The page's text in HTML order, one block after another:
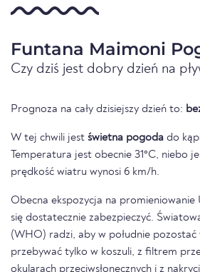
Funtana Maimoni
Czy dziś jest dobry dzień na
Prognoza na cały dzisiejszy dzień to:
W tej chwili jest świetna pogoda do
Temperatura jest obecnie 31°C, niebo
prędkość wiatru wynosi 6 km/h.
Obecna ekspozycja na promieniowanie
się dostatecznie zabezpieczyć.
(WHO) radzi, aby w południe pozostać
przebywać tylko w koszuli, z filtrem
okularach przeciwsłonecznych i z